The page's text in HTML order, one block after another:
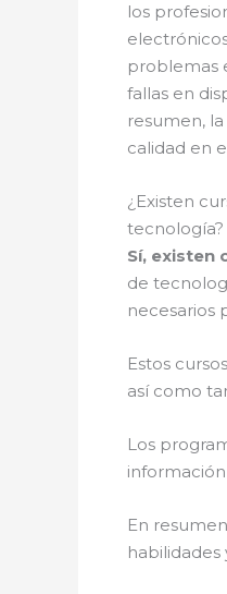
los
problemas
fallas en
resumen,
calidad en
¿Existen
tecnología?
Sí, existen
de
necesarios
Estos
así como
Los
En